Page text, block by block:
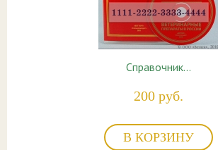
Справочник…
200 руб.
В КОРЗИНУ